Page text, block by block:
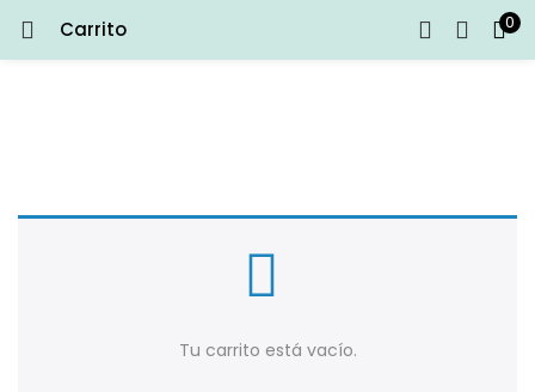
Carrito 0
Tu carrito está vacío.
ENTRAR REGISTRARSE